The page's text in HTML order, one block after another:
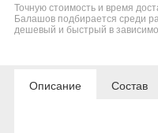
Точную стоимость и время
Балашов подбирается среди
дешевый и быстрый в
Описание Состав